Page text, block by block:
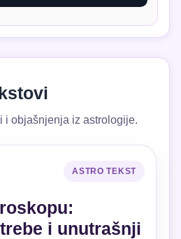
i objašnjenja iz astrologije.
ASTRO TEKST
i unutrašnji